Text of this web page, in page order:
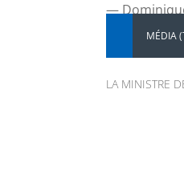
—
MÉDIA
LA MINISTRE